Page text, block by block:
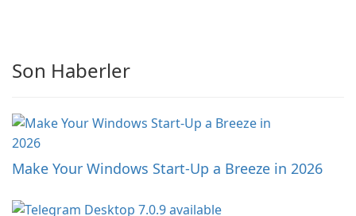
Son Haberler
Make Your Windows Start-Up a Breeze in 2026